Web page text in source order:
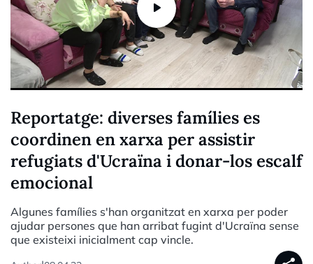
Reportatge: diverses famílies es
coordinen en xarxa per assistir
refugiats d'Ucraïna i donar-los escalf
emocional
Algunes famílies s'han organitzat en xarxa per poder
ajudar persones que han arribat fugint d'Ucraïna sense
que existeixi inicialment cap vincle.